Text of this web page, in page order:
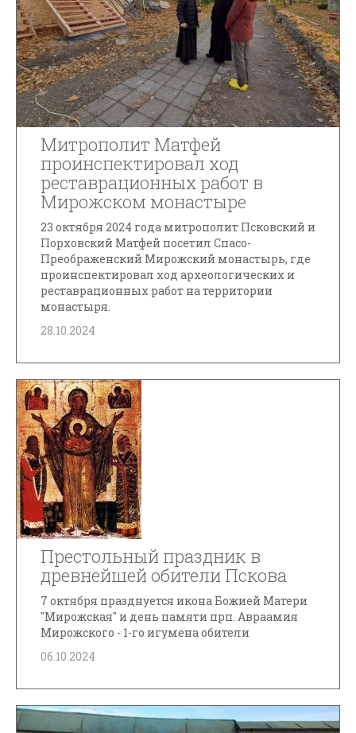
Митрополит Матфей
проинспектировал ход
реставрационных работ в
Мирожском монастыре
23 октября 2024 года митрополит Псковский и
Порховский Матфей посетил Спасо-
Преображенский Мирожский монастырь, где
проинспектировал ход археологических и
реставрационных работ на территории
монастыря.
28.10.2024
Престольный праздник в
древнейшей обители Пскова
7 октября празднуется икона Божией Матери
"Мирожская" и день памяти прп. Авраамия
Мирожского - 1-го игумена обители
06.10.2024